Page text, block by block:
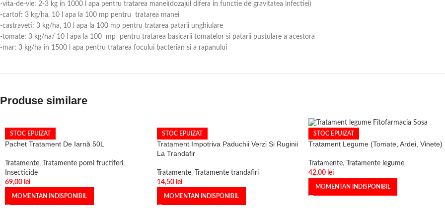
-vita-de-vie: 2-3 kg in 1000 l apa pentru tratarea manei(dozajul difera in functie de gravitatea infectiei)
-cartof: 3 kg/ha, 10 l apa la 100 mp pentru tratarea manei
-castraveti: 3 kg/ha, 10 l apa la 100 mp pentru tratarea patarii unghiulare
-tomate: 3 kg/ha/ 10 l apa la 100 mp pentru tratarea basicarii tomatelor si patarii pustulare a acestora
-mar: 3 kg/ha in 1500 l apa pentru tratarea focului bacterian si a rapanului
Produse similare
STOC EPUIZAT
Pachet Tratament De Iarnă 50L
Tratamente, Tratamente pomi fructiferi,
Insecticide
69,00 lei
MOMENTAN INDISPONIBIL
STOC EPUIZAT
Tratament Impotriva Paduchii Verzi Si Ruginii
La Trandafir
Tratamente,
Tratamente trandafiri
14,50 lei
MOMENTAN INDISPONIBIL
STOC EPUIZAT
Tratament Legume (Tomate, Ardei, Vinete)
Tratamente,
Tratamente legume
42,00 lei
MOMENTAN INDISPONIBIL